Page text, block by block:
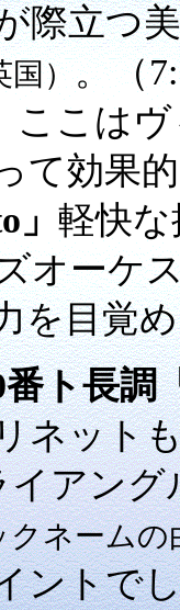
際立つ
国）。（
ここは
て効果
軽快
オーケ
を目覚
ト長調
ネット
イアング
クネームの
ントで